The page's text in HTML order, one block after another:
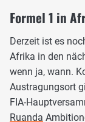
Formel 1 in
Derzeit ist es
Afrika in den
wenn ja, wann.
Austragungsort
FIA-
Ruanda